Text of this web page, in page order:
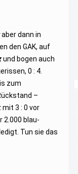
aber dann in
den GAK, auf
und bogen auch
0 : 4.
zum
–
3 : 0 vor
2.000 blau-
Tun sie das